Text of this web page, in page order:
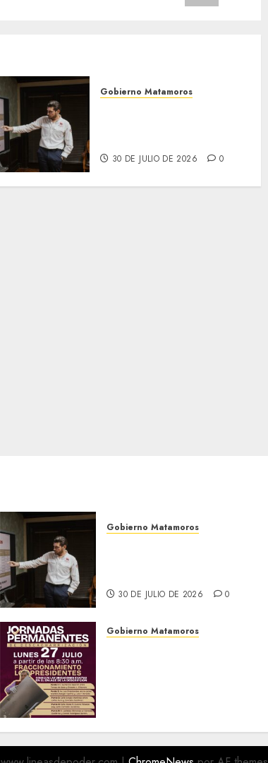
Gobierno Matamoros
30 DE JULIO DE 2026 0
Gobierno Matamoros
30 DE JULIO DE 2026 0
Gobierno Matamoros
27 DE JULIO DE 2026 0